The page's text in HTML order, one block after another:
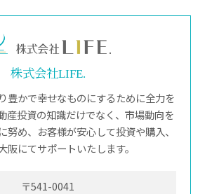
株式会社LIFE.
豊かで幸せなものにするために全力を
産投資の知識だけでなく、市場動向を
努め、お客様が安心して投資や購入、
阪にてサポートいたします。
〒541-0041